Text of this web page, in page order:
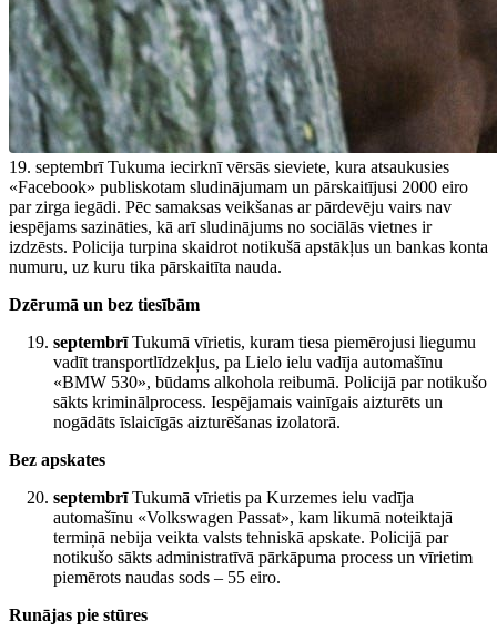
19. septembrī Tukuma iecirknī vērsās sieviete, kura atsaukusies
«Facebook» publiskotam sludinājumam un pārskaitījusi 2000 eiro
par zirga iegādi. Pēc samaksas veikšanas ar pārdevēju vairs nav
iespējams sazināties, kā arī sludinājums no sociālās vietnes ir
izdzēsts. Policija turpina skaidrot notikušā apstākļus un bankas konta
numuru, uz kuru tika pārskaitīta nauda.
Dzērumā un bez tiesībām
septembrīTukumā vīrietis, kuram tiesa piemērojusi liegumu
vadīt transportlīdzekļus, pa Lielo ielu vadīja automašīnu
«BMW 530», būdams alkohola reibumā. Policijā par notikušo
sākts kriminālprocess. Iespējamais vainīgais aizturēts un
nogādāts īslaicīgās aizturēšanas izolatorā.
Bez apskates
septembrīTukumā vīrietis pa Kurzemes ielu vadīja
automašīnu «Volkswagen Passat», kam likumā noteiktajā
termiņā nebija veikta valsts tehniskā apskate. Policijā par
notikušo sākts administratīvā pārkāpuma process un vīrietim
piemērots naudas sods – 55 eiro.
Runājas pie stūres